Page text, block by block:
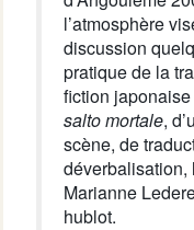
l’atmosphère
discussion
pratique de la
fiction
salto mortale,
scène, de
déverbalisation,
Marianne
hublot.